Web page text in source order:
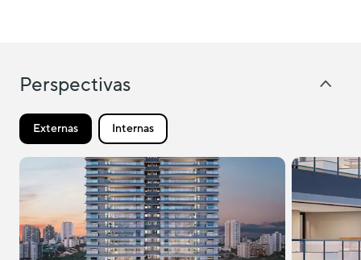
Perspectivas
Externas Internas